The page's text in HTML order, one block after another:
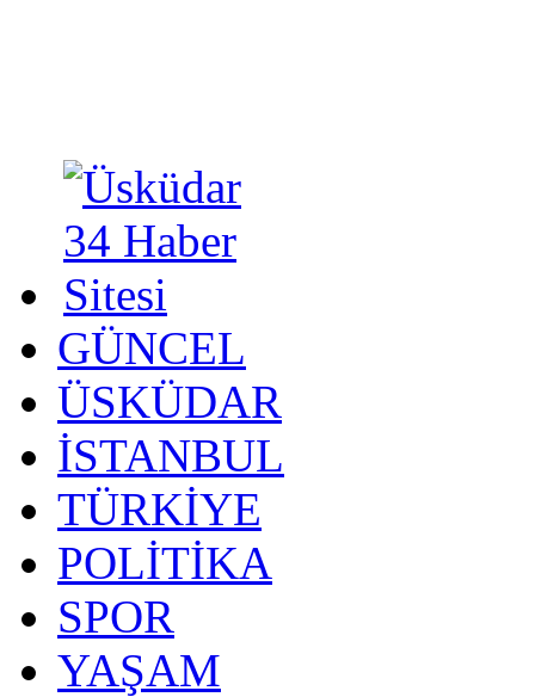
GÜNCEL
ÜSKÜDAR
İSTANBUL
TÜRKİYE
POLİTİKA
SPOR
YAŞAM